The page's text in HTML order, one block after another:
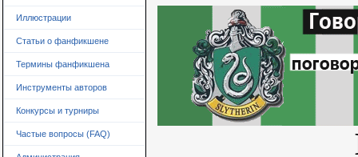
Иллюстрации
Статьи о фанфикшене
Термины фанфикшена
Инструменты авторов
Конкурсы и турниры
Частые вопросы (FAQ)